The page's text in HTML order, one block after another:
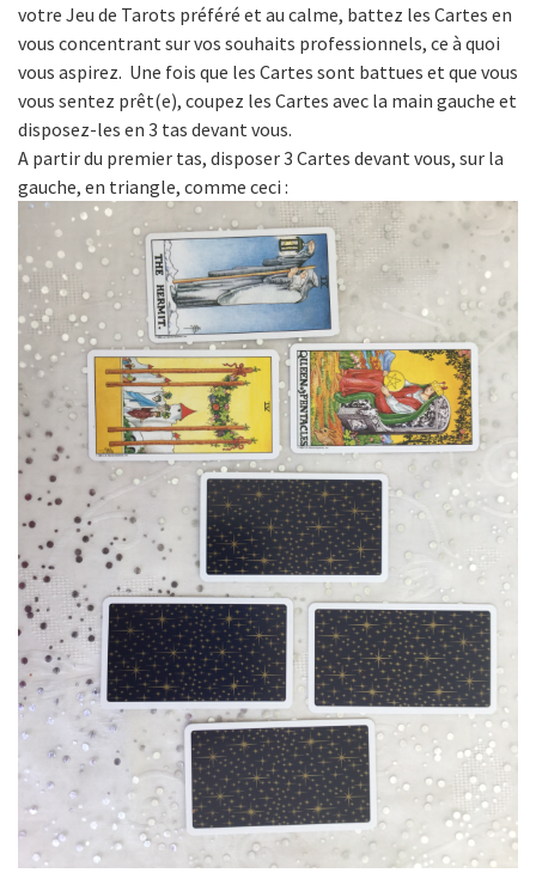
votre Jeu de Tarots préféré et au calme, battez les Cartes en
vous concentrant sur vos souhaits professionnels, ce à quoi
vous aspirez. Une fois que les Cartes sont battues et que vous
vous sentez prêt(e), coupez les Cartes avec la main gauche et
disposez-les en 3 tas devant vous.
A partir du premier tas, disposer 3 Cartes devant vous, sur la
gauche, en triangle, comme ceci :